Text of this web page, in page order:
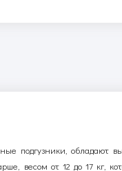
подгузники, обладают
весом от 12 до 17 кг,